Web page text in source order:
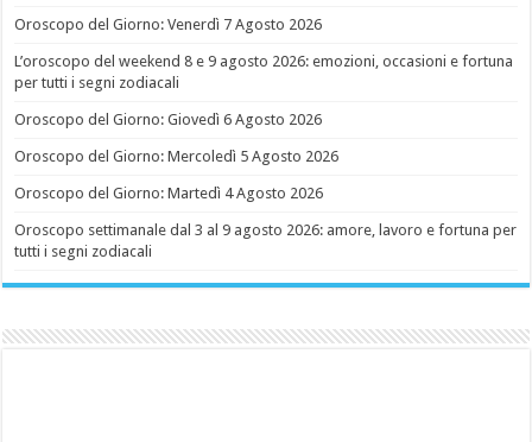
Oroscopo del Giorno: Venerdì 7 Agosto 2026
L’oroscopo del weekend 8 e 9 agosto 2026: emozioni, occasioni e fortuna
per tutti i segni zodiacali
Oroscopo del Giorno: Giovedì 6 Agosto 2026
Oroscopo del Giorno: Mercoledì 5 Agosto 2026
Oroscopo del Giorno: Martedì 4 Agosto 2026
Oroscopo settimanale dal 3 al 9 agosto 2026: amore, lavoro e fortuna per
tutti i segni zodiacali